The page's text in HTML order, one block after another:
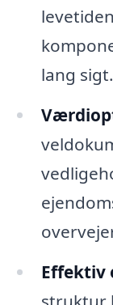
lang sigt.
Effektiv